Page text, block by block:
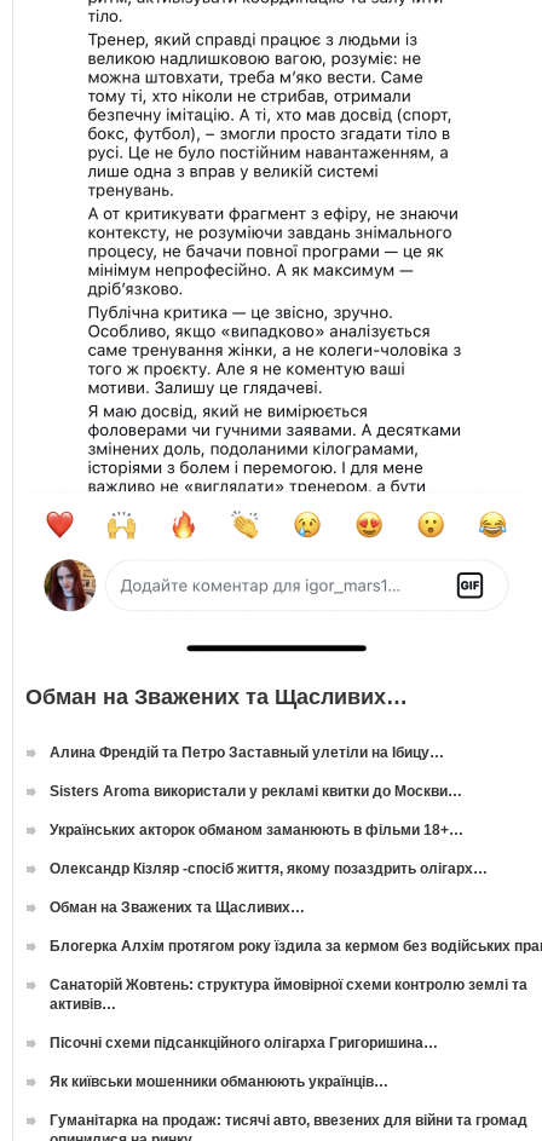
Обман на Зважених та Щасливих…
Алина Френдій та Петро Заставный улетіли на Ібицу…
Sisters Aroma використали у рекламі квитки до Москви…
Українських акторок обманом заманюють в фільми 18+…
Олександр Кізляр -спосіб життя, якому позаздрить олігарх…
Обман на Зважених та Щасливих…
Блогерка Алхім протягом року їздила за кермом без водійських
Санаторій Жовтень: структура ймовірної схеми контролю землі та
активів…
Пісочні схеми підсанкційного олігарха Григоришина…
Як київськи мошенники обманюють українців…
Гуманітарка на продаж: тисячі авто, ввезених для війни та громад